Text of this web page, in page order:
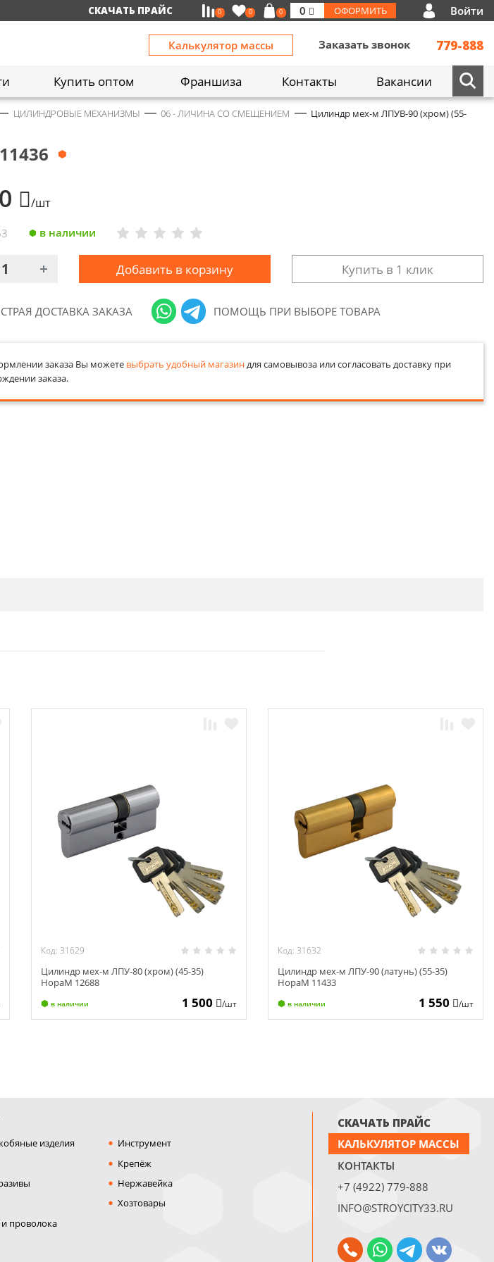
СКАЧАТЬ ПРАЙС 0 0 0 0 ОФОРМИТЬ Войти
Калькулятор массы Заказать звонок 779-888
Купить оптом Франшиза Контакты Вакансии
ЦИЛИНДРОВЫЕ МЕХАНИЗМЫ 06 - ЛИЧИНА СО СМЕЩЕНИЕМ
Цилиндр мех-м ЛПУВ-90 (хром) (55-
/шт
в наличии
Добавить в корзину Купить в 1 клик
ДОСТАВКА ЗАКАЗА ПОМОЩЬ ПРИ ВЫБОРЕ ТОВАРА
заказа Вы можете выбрать удобный магазиндля самовывоза или согласовать доставку при
заказа.
Код: 31629
Цилиндр мех-м ЛПУ-80 (хром) (45-35)
НораМ 12688
в наличии 1 500 /шт
Код: 31632
Цилиндр мех-м ЛПУ-90 (латунь) (55-35)
НораМ 11433
в наличии 1 550 /шт
изделия
Инструмент
Крепёж
Нержавейка
Хозтовары
проволока
СКАЧАТЬ ПРАЙС
КАЛЬКУЛЯТОР МАССЫ
КОНТАКТЫ
+7 (4922) 779-888
INFO@STROYCITY33.RU